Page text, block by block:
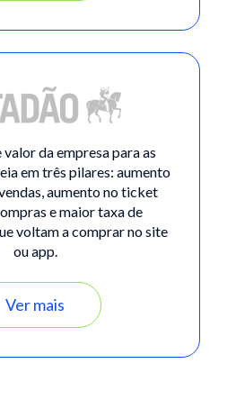
da empresa para as
em três pilares: aumento
aumento no ticket
e maior taxa de
voltam a comprar no site
ou app.
Ver mais